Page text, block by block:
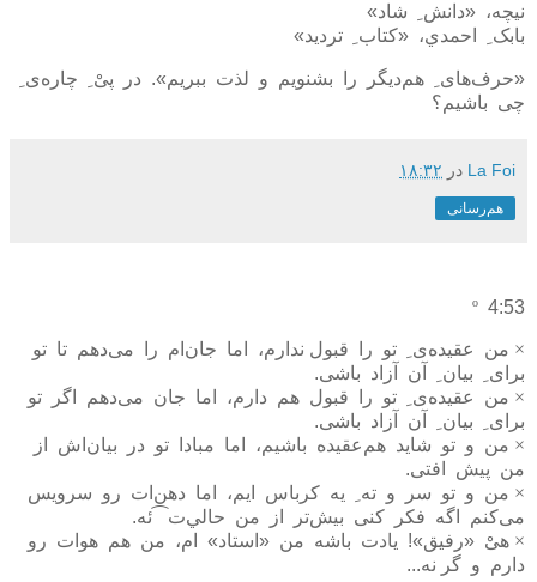
نيچه، «دانش
شاد»
بابک
احمدي، «کتاب ترديد»
«حرف‌های هم‌ديگر را بشنويم و لذت ببريم». در پیْ چاره‌ی
چی باشيم؟
La Foi در ۱۸:۳۲
هم‌رسانی
º 4:53
× من عقيده‌ی
تو را قبول ندارم، اما جان‌ام را می‌دهم تا تو
برای
بيان
آن آزاد باشی.
× من عقيده‌ی
تو را قبول هم دارم، اما جان می‌دهم اگر تو
برای
بيان
آن آزاد باشی.
× من و تو شايد هم‌عقيده باشيم، اما مبادا تو در بيان‌اش از
من پيش افتی.
× من و تو سر و ته
يه کرباس ايم، اما دهن‌ات رو سرويس
می‌کنم اگه فکر کنی بيش‌تر از من حالي‌ت⁀ئه.
× هیْ «رفيق»! يادت باشه من «استاد» ام، من هم هوات رو
دارم و گر نه...